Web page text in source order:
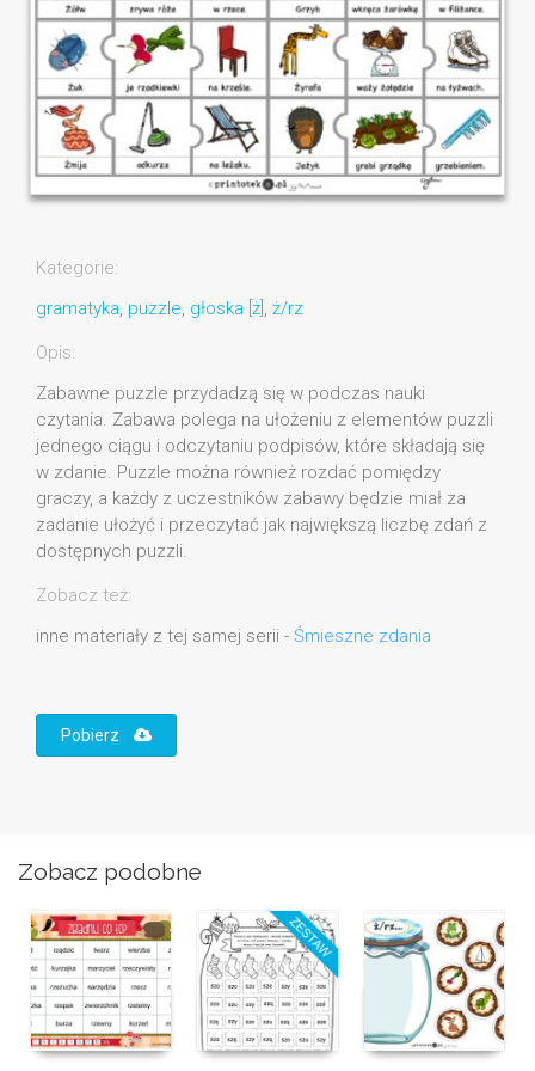
Kategorie:
gramatyka, puzzle, głoska [ż] , ż/rz
Opis:
Zabawne puzzle przydadzą się w podczas nauki
czytania. Zabawa polega na ułożeniu z elementów puzzli
jednego ciągu i odczytaniu podpisów, które składają się
w zdanie. Puzzle można również rozdać pomiędzy
graczy, a każdy z uczestników zabawy będzie miał za
zadanie ułożyć i przeczytać jak największą liczbę zdań z
dostępnych puzzli.
Zobacz też:
inne materiały z tej samej serii - Śmieszne zdania
Pobierz
Zobacz podobne